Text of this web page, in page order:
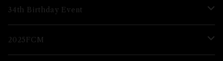
グッズ
34th Birthday Event
ブロマイド
2025FCM